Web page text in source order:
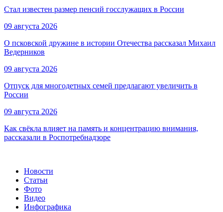
Стал известен размер пенсий госслужащих в России
09 августа 2026
О псковской дружине в истории Отечества рассказал Михаил
Ведерников
09 августа 2026
Отпуск для многодетных семей предлагают увеличить в
России
09 августа 2026
Как свёкла влияет на память и концентрацию внимания,
рассказали в Роспотребнадзоре
Новости
Статьи
Фото
Видео
Инфографика